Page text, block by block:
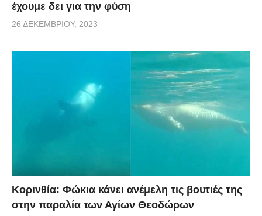
έχουμε δει για την φύση
26 ΔΕΚΕΜΒΡΊΟΥ, 2023
Κορινθία: Φώκια κάνει ανέμελη τις βουτιές της
στην παραλία των Αγίων Θεοδώρων